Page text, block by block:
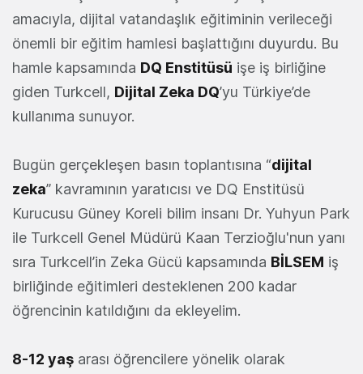
amacıyla, dijital vatandaşlık eğitiminin verileceği
önemli bir eğitim hamlesi başlattığını duyurdu. Bu
hamle kapsamında DQ Enstitüsü işe iş birliğine
giden Turkcell, Dijital Zeka DQ’yu Türkiye’de
kullanıma sunuyor.
Bugün gerçekleşen basın toplantısına “dijital
zeka” kavramının yaratıcısı ve DQ Enstitüsü
Kurucusu Güney Koreli bilim insanı Dr. Yuhyun Park
ile Turkcell Genel Müdürü Kaan Terzioğlu'nun yanı
sıra Turkcell’in Zeka Gücü kapsamında BİLSEM iş
birliğinde eğitimleri desteklenen 200 kadar
öğrencinin katıldığını da ekleyelim.
8-12 yaş arası öğrencilere yönelik olarak